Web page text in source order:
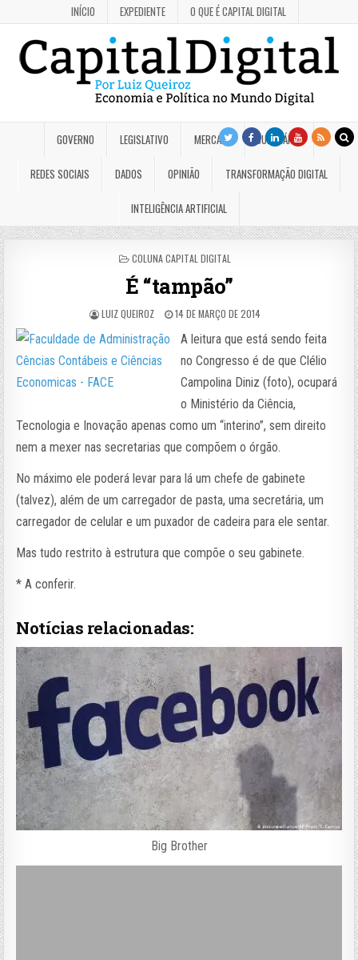
INÍCIO EXPEDIENTE O QUE É CAPITAL DIGITAL
GOVERNO LEGISLATIVO MERCADO JUDICIÁRIO
REDES SOCIAIS DADOS OPINIÃO TRANSFORMAÇÃO DIGITAL
INTELIGÊNCIA ARTIFICIAL
POSTED
COLUNA CAPITAL DIGITAL
É “tampão”
LUIZ QUEIROZ 14 DE MARÇO DE 2014
A leitura que está sendo feita
no Congresso é de que Clélio
Campolina Diniz (foto), ocupará
o Ministério da Ciência,
Tecnologia e Inovação apenas como um “interino”, sem direito
nem a mexer nas secretarias que compõem o órgão.
No máximo ele poderá levar para lá um chefe de gabinete
(talvez), além de um carregador de pasta, uma secretária, um
carregador de celular e um puxador de cadeira para ele sentar.
Mas tudo restrito à estrutura que compõe o seu gabinete.
* A conferir.
Notícias relacionadas:
Big Brother